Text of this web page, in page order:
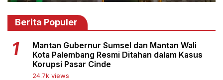
Berita Populer
Mantan Gubernur Sumsel dan Mantan Wali
Kota Palembang Resmi Ditahan dalam Kasus
Korupsi Pasar Cinde
24.7k views